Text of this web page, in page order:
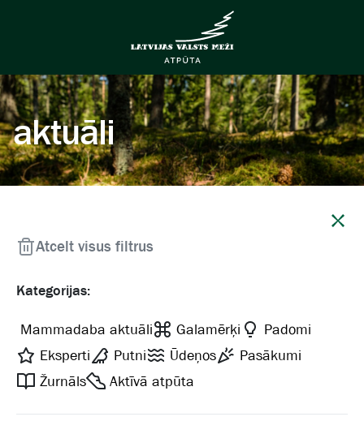
aktuāli
Kategorijas:
Mammadaba aktuāli Galamērķi
Padomi
Eksperti
Putni Ūdeņos
Pasākumi
Žurnāls
Aktīvā atpūta
Atcelt visus filtrus